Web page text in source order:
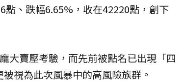
點、跌幅6.65%，收在42220點，創下
大賣壓考驗，而先前被點名已出現「四
視為此次風暴中的高風險族群。